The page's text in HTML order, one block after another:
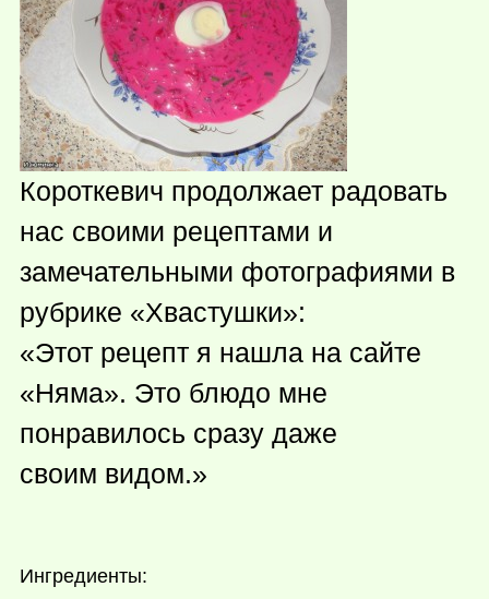
Короткевич продолжает радовать
нас своими рецептами и
замечательными фотографиями в
рубрике «Хвастушки»:
«Этот рецепт я нашла на сайте
«Няма». Это блюдо мне
понравилось сразу даже
своим видом.»
Ингредиенты: